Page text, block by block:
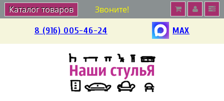
Звоните!
8 (916) 005-46-24 MAX
Каталог товаров